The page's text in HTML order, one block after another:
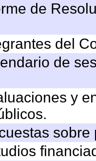
de
del
de
y
sobre